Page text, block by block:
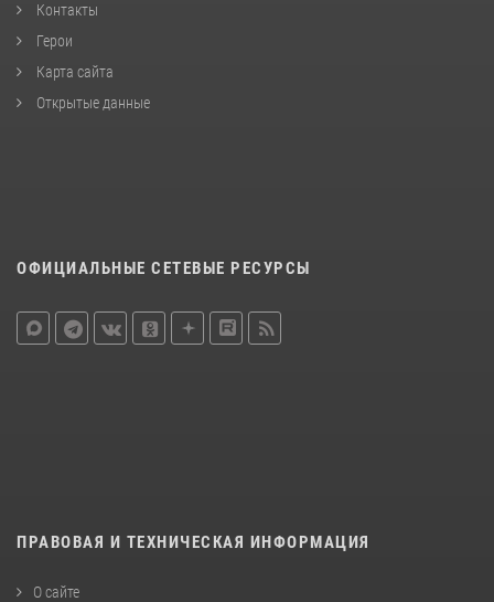
Контакты
Герои
Карта сайта
Открытые данные
ОФИЦИАЛЬНЫЕ СЕТЕВЫЕ РЕСУРСЫ
ПРАВОВАЯ И ТЕХНИЧЕСКАЯ ИНФОРМАЦИЯ
О сайте